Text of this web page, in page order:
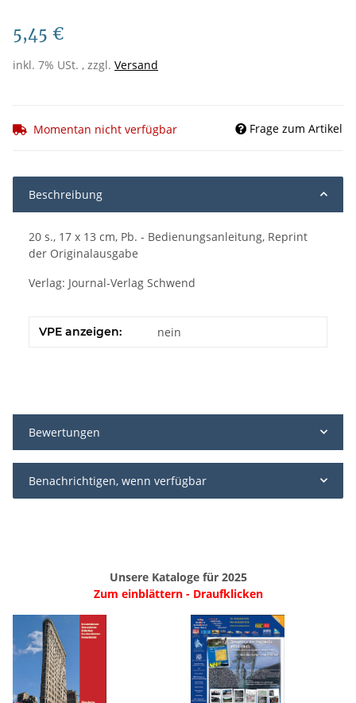
5,45 €
inkl. 7% USt. , zzgl. Versand
Momentan nicht verfügbar Frage zum Artikel
Beschreibung
20 s., 17 x 13 cm, Pb. - Bedienungsanleitung, Reprint
der Originalausgabe
Verlag: Journal-Verlag Schwend
VPE anzeigen: nein
Bewertungen
Benachrichtigen, wenn verfügbar
Unsere Kataloge für 2025
Zum einblättern - Draufklicken